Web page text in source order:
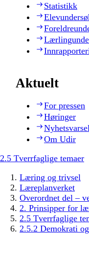
Statistikk
Aktuelt
For pressen
Høringer
Om Udir
2.5 Tverrfaglige temaer
Læring og trivsel
Læreplanverket
Overordnet del –
2. Prinsipper for
2.5 Tverrfaglige
2.5.2 Demokrati